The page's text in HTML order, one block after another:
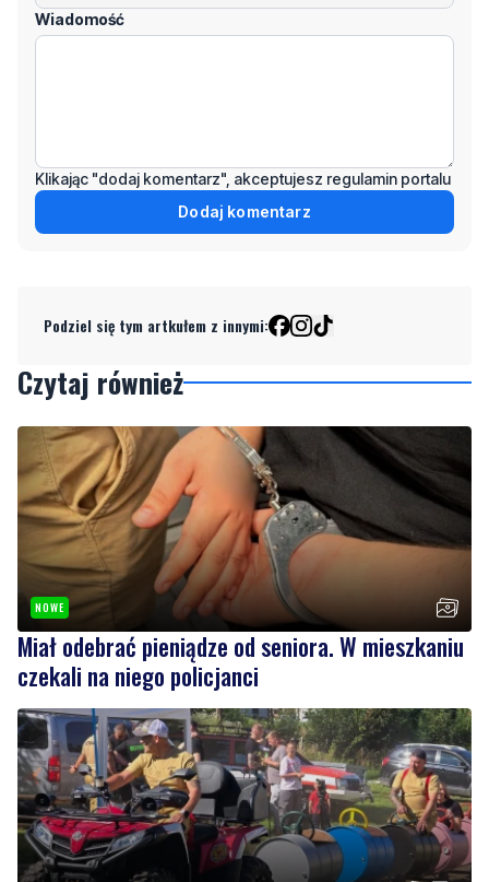
NOWE
Miał odebrać pieniądze od seniora. W mieszkaniu
czekali na niego policjanci
4
Strażacy pokazali swoje umiejętności. Rodzinny